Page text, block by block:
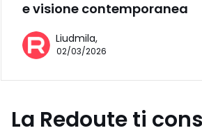
e visione contemporanea
Liudmila,
02/03/2026
La Redoute ti